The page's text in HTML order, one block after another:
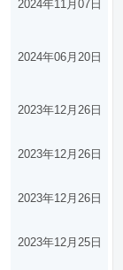
2024年11月07日
2024年06月20日
2023年12月26日
2023年12月26日
2023年12月26日
2023年12月25日